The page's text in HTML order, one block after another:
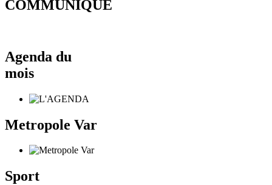
COMMUNIQUÉ
Agenda du
mois
Metropole Var
Sport